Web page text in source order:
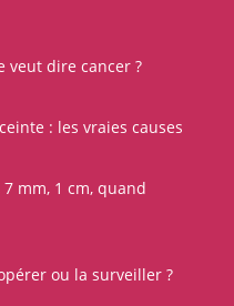
veut dire cancer ?
: les vraies causes
mm, 1 cm, quand
ou la surveiller ?